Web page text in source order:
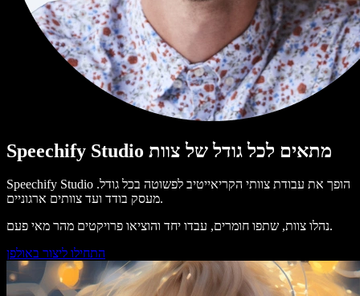
Speechify Studio מתאים לכל גודל של צוות
Speechify Studio הופך את עבודת צוותי הקריאייטיב לפשוטה בכל גודל.
מעסק בודד ועד צוותים ארגוניים.
נהלו צוות, שתפו חומרים, עבדו יחד והוציאו פרויקטים מהר מאי פעם.
התחילו ליצור באולפן